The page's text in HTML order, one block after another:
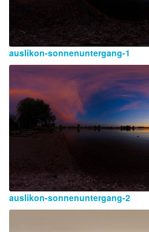
auslikon-sonnenuntergang-1
auslikon-sonnenuntergang-2